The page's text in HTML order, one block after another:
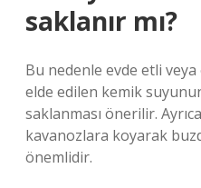
saklanır mı?
Bu nedenle evde etli
elde edilen kemik
saklanması önerilir.
kavanozlara koyarak
önemlidir.